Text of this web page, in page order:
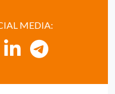
MEDIA: